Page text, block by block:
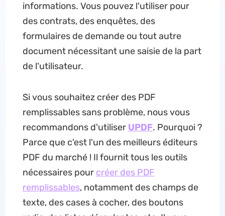
informations. Vous pouvez l'utiliser pour
des contrats, des enquêtes, des
formulaires de demande ou tout autre
document nécessitant une saisie de la part
de l'utilisateur.
Si vous souhaitez créer des PDF
remplissables sans problème, nous vous
recommandons d'utiliser UPDF. Pourquoi ?
Parce que c'est l'un des meilleurs éditeurs
PDF du marché ! Il fournit tous les outils
nécessaires pour créer des PDF
remplissables, notamment des champs de
texte, des cases à cocher, des boutons